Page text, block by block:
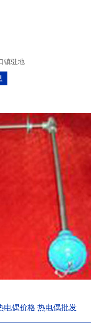
镇驻地
电偶价格 热电偶批发